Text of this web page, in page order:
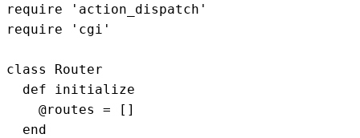
require 'action_dispatch'
require 'cgi'
class Router
  def initialize
    @routes = []
  end